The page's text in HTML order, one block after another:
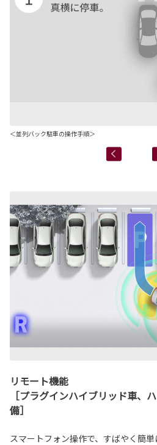
＜並列バック駐車の操作手順＞
リモート機能
［プラグインハイブリッド車、
備］
スマートフォン操作で、すばやく簡単